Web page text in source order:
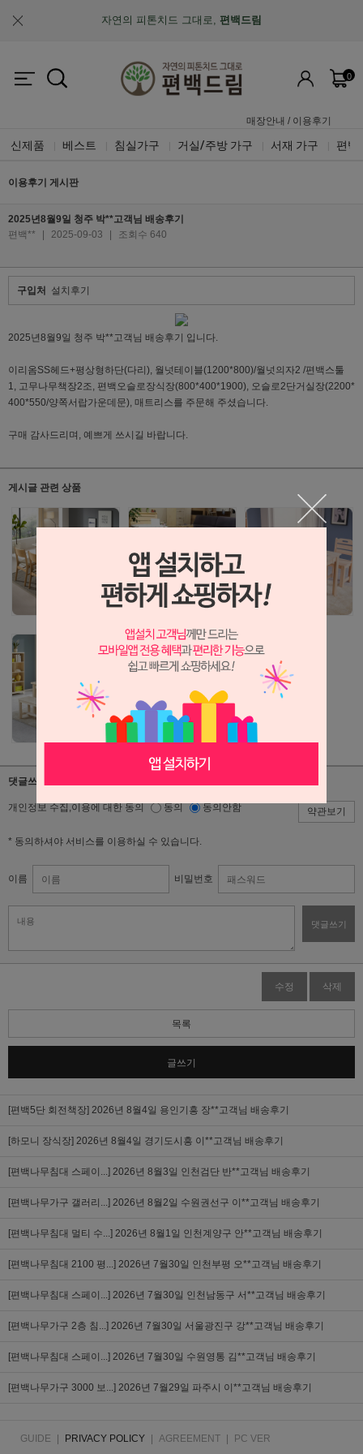
자연의 피톤치드 그대로, 편백드림
맞춤제작과 A/S가 가능한"맞춤 설계 가구"
0
매장안내 / 이용후기
신제품 베스트 침실가구 거실/주방 가구 서재 가구 편백
이용후기 게시판
2025년8월9일 청주 박**고객님 배송후기
편백**
2025-09-03 조회수 640
구입처 설치후기
2025년8월9일 청주 박**고객님 배송후기 입니다.
이리옴SS헤드+평상형하단(다리), 월넛테이블(1200*800)/월넛의자2 /편백스툴
1, 고무나무책장2조, 편백오슬로장식장(800*400*1900), 오슬로2단거실장(2200*
400*550/양쪽서랍가운데문), 매트리스를 주문해 주셨습니다.
구매 감사드리며, 예쁘게 쓰시길 바랍니다.
게시글 관련 상품
댓글쓰기
개인정보 수집,이용에 대한 동의 동의 동의안함 약관보기
* 동의하셔야 서비스를 이용하실 수 있습니다.
이름 비밀번호
댓글쓰기
수정 삭제
목록
글쓰기
[편백5단 회전책장] 2026년 8월4일 용인기흥 장**고객님 배송후기
[하모니 장식장] 2026년 8월4일 경기도시흥 이**고객님 배송후기
[편백나무침대 스페이...] 2026년 8월3일 인천검단 반**고객님 배송후기
[편백나무가구 갤러리...] 2026년 8월2일 수원권선구 이**고객님 배송후기
[편백나무침대 멀티 수...] 2026년 8월1일 인천계양구 안**고객님 배송후기
[편백나무침대 2100 평...] 2026년 7월30일 인천부평 오**고객님 배송후기
[편백나무침대 스페이...] 2026년 7월30일 인천남동구 서**고객님 배송후기
[편백나무가구 2층 침...] 2026년 7월30일 서울광진구 강**고객님 배송후기
[편백나무침대 스페이...] 2026년 7월30일 수원영통 김**고객님 배송후기
[편백나무가구 3000 보...] 2026년 7월29일 파주시 이**고객님 배송후기
GUIDE PRIVACY POLICY AGREEMENT PC VER